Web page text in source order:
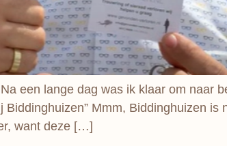
een lange dag was ik klaar om naar
Mmm, Biddinghuizen
want deze […]